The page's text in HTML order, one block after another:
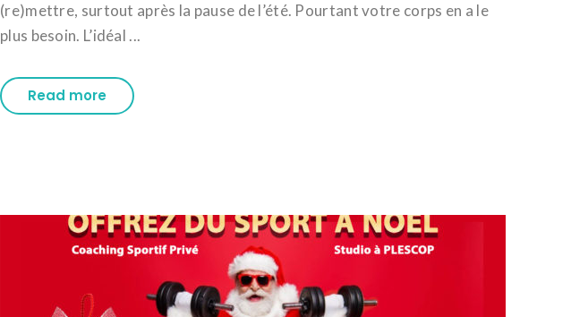
(re)mettre, surtout après la pause de l’été. Pourtant votre corps en a le
plus besoin. L’idéal ...
Read more